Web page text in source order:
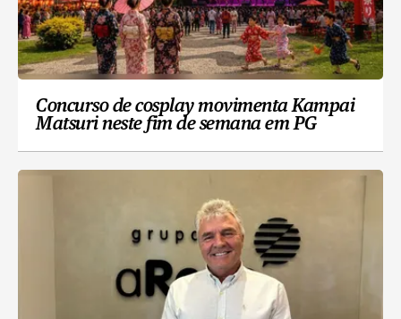
Concurso de cosplay movimenta Kampai
Matsuri neste fim de semana em PG